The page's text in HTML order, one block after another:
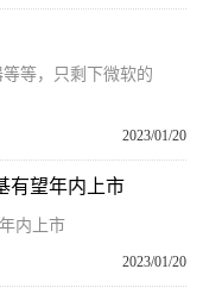
等，只剩下微软的
2023/01/20
有望年内上市
内上市
2023/01/20